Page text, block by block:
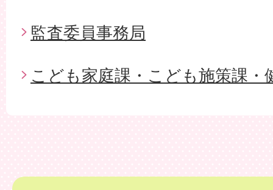
監査委員事務局
こども家庭課・こども施策課・